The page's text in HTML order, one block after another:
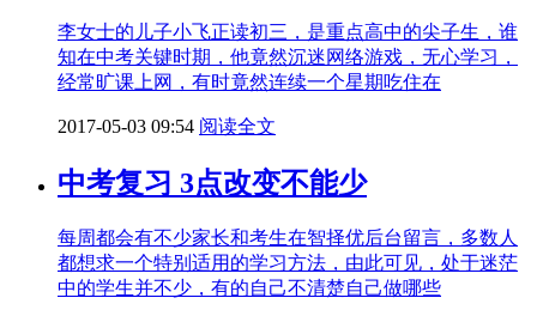
李女士的儿子小飞正读初三，是重点高中的尖子生，谁
知在中考关键时期，他竟然沉迷网络游戏，无心学习，
经常旷课上网，有时竟然连续一个星期吃住在
2017-05-03 09:54 阅读全文
中考复习 3点改变不能少
每周都会有不少家长和考生在智择优后台留言，多数人
都想求一个特别适用的学习方法，由此可见，处于迷茫
中的学生并不少，有的自己不清楚自己做哪些